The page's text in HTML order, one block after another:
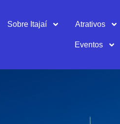
Sobre Itajaí Atrativos
Eventos